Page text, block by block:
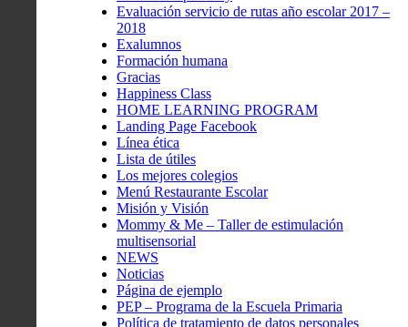
Evaluación servicio de rutas año escolar 2017 –
2018
Exalumnos
Formación humana
Gracias
Happiness Class
HOME LEARNING PROGRAM
Landing Page Facebook
Línea ética
Lista de útiles
Los mejores colegios
Menú Restaurante Escolar
Misión y Visión
Mommy & Me – Taller de estimulación
multisensorial
NEWS
Noticias
Página de ejemplo
PEP – Programa de la Escuela Primaria
Política de tratamiento de datos personales